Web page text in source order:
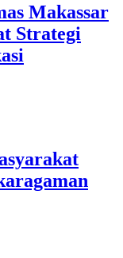
Makassar
Strategi